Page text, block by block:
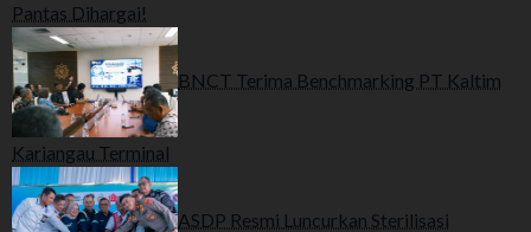
Pantas Dihargai!
BNCT Terima Benchmarking PT Kaltim
Kariangau Terminal
ASDP Resmi Luncurkan Sterilisasi